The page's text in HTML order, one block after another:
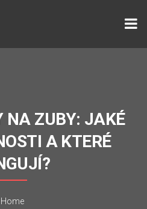
NA ZUBY: JAKÉ
A KTERÉ
Home